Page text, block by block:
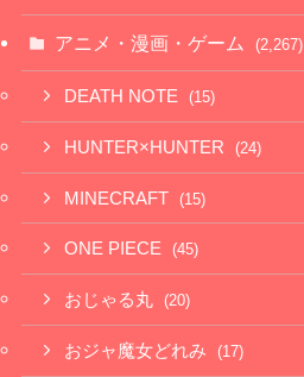
アニメ・漫画・ゲーム (2,267)
DEATH NOTE (15)
HUNTER×HUNTER (24)
MINECRAFT (15)
ONE PIECE (45)
おじゃる丸 (20)
おジャ魔女どれみ (17)